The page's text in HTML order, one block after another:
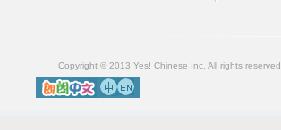
Copyright © 2013 Yes! Chinese Inc. All rights reserved.